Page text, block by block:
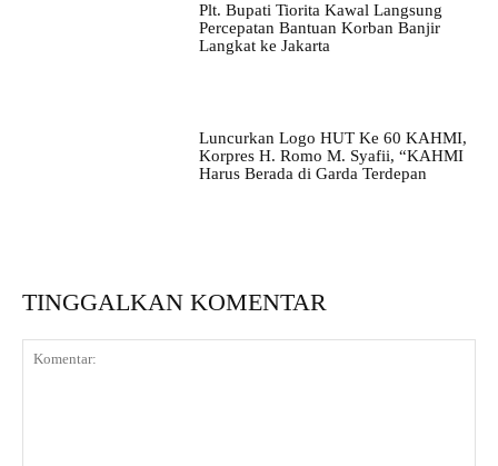
Plt. Bupati Tiorita Kawal Langsung
Percepatan Bantuan Korban Banjir
Langkat ke Jakarta
Luncurkan Logo HUT Ke 60 KAHMI,
Korpres H. Romo M. Syafii, “KAHMI
Harus Berada di Garda Terdepan
TINGGALKAN KOMENTAR